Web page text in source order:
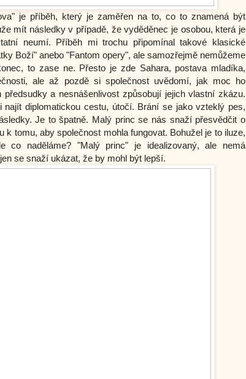
je příběh, který je zaměřen na to, co to znamená být
mít následky v případě, že vyděděnec je osobou, která je
neumí. Příběh mi trochu připomínal takové klasické
Boží" anebo "Fantom opery", ale samozřejmě nemůžeme
to zase ne. Přesto je zde Sahara, postava mladíka,
ale až pozdě si společnost uvědomí, jak moc ho
předsudky a nesnášenlivost způsobují jejich vlastní zkázu.
najít diplomatickou cestu, útočí. Brání se jako vzteklý pes,
Je to špatně. Malý princ se nás snaží přesvědčit o
k tomu, aby společnost mohla fungovat. Bohužel je to iluze,
co naděláme? "Malý princ" je idealizovaný, ale nemá
se snaží ukázat, že by mohl být lepší.